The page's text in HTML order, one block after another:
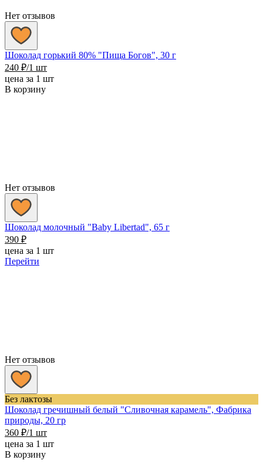
Нет отзывов
Шоколад горький 80% "Пища Богов", 30 г
240 ₽/1 шт
цена за 1 шт
В корзину
Нет отзывов
Шоколад молочный "Baby Libertad", 65 г
390 ₽
цена за 1 шт
Перейти
Нет отзывов
Без лактозы
Шоколад гречишный белый "Сливочная карамель", Фабрика
природы, 20 гр
360 ₽/1 шт
цена за 1 шт
В корзину